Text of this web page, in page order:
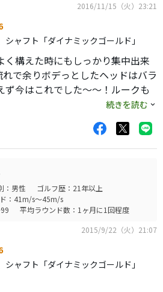
ールのバンスを削ってあります。
るＴ４とバンスが邪魔にならな
ょうかＷ。
の僕がもう２年ほど使用していま
2016/11/15（火）23:21
シャフト「ダイナミックゴールド」
く構えた時にもしっかり集中出来
れで余りボデっとしたヘッドはバラ
ず今はこれでした〜〜！ルークも
続きを読む
：男性
ゴルフ歴：21年以上
：41m/s～45m/s
平均ラウンド数：1ヶ月に1回程度
2015/9/22（火）21:07
シャフト「ダイナミックゴールド」